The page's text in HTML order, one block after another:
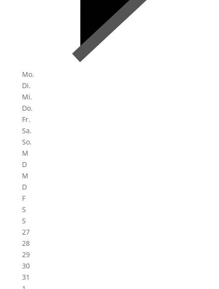
Mo.
Di.
Mi.
Do.
Fr.
Sa.
So.
M
D
M
D
F
S
S
27
28
29
30
31